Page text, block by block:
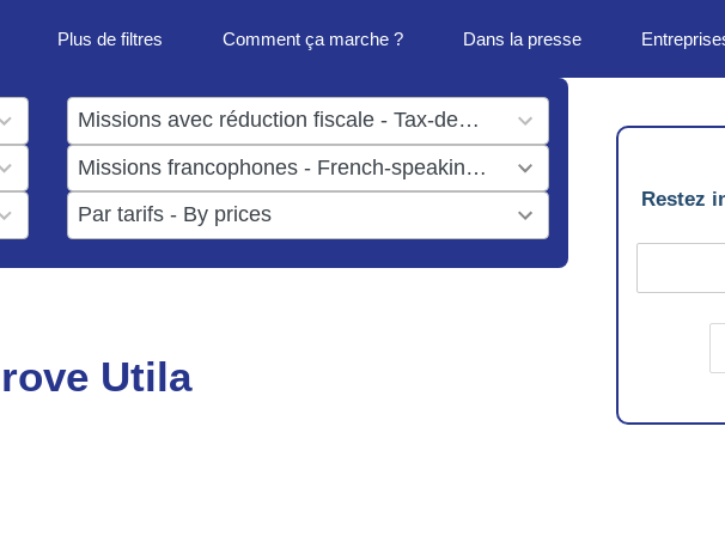
Plus de filtres Comment ça marche ? Dans la presse
result
available
result
available
results
available
Utila
Restez